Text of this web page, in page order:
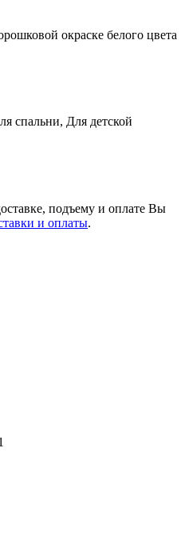
окраске белого цвета
спальни, Для детской
подъему и оплате Вы
и оплаты.